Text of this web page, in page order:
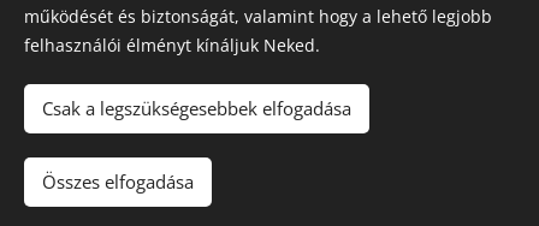
Honlap tulajdonos:Hédervár Község Önkormányzata
Adatvédelmi tájékoztató
Készítő:Mészáros Bott Boglárka
Domain:SZIGETKÖZ.NET Kft.
működését és biztonságát, valamint hogy a lehető legjobb
felhasználói élményt kínáljuk Neked.
Csak a legszükségesebbek elfogadása
Összes elfogadása